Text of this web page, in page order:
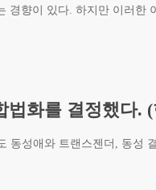
경향이 있다. 하지만 이러한
법화를 결정했다.
동성애와 트랜스젠더, 동성